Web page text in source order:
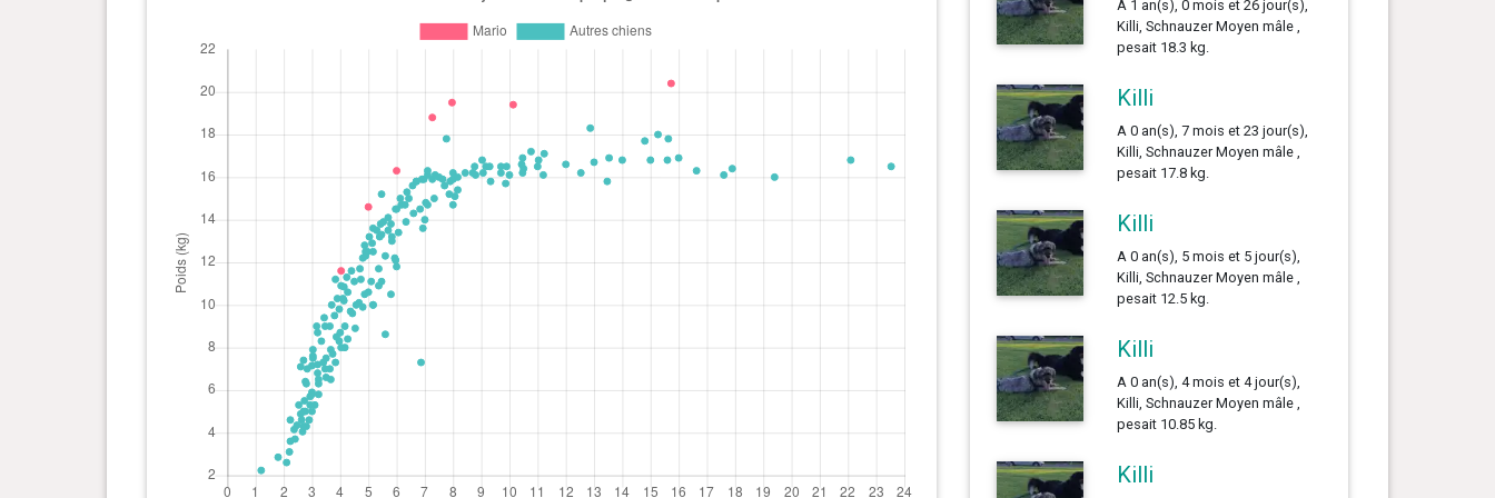
A 1 an(s), 0 mois et 26 jour(s),
Killi, Schnauzer Moyen mâle ,
pesait 18.3 kg.
Killi
A 0 an(s), 7 mois et 23 jour(s),
Killi, Schnauzer Moyen mâle ,
pesait 17.8 kg.
Killi
A 0 an(s), 5 mois et 5 jour(s),
Killi, Schnauzer Moyen mâle ,
pesait 12.5 kg.
Killi
A 0 an(s), 4 mois et 4 jour(s),
Killi, Schnauzer Moyen mâle ,
pesait 10.85 kg.
Killi